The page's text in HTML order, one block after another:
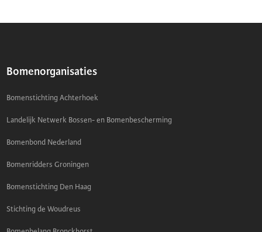
ONDERWERP
Bomenorganisaties
Bomenstichting Achterhoek
Landelijk Netwerk Bossen- en Bomenbescherming
Bomenbond Nederland
Bomenridders Groningen
Bomenstichting Den Haag
Stichting de Woudreus